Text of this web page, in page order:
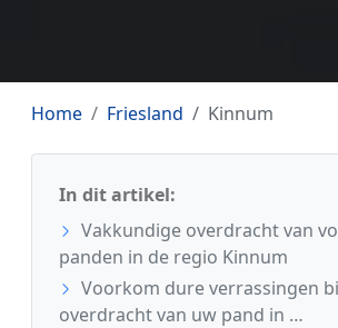
Home Friesland Kinnum
In dit artikel:
Vakkundige overdracht van
panden in de regio Kinnum
Voorkom dure verrassingen
overdracht van uw pand in …